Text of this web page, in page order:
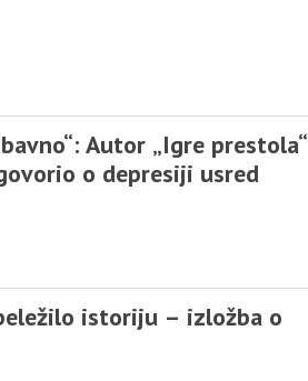
Autor „Igre prestola“
o depresiji usred
istoriju – izložba o